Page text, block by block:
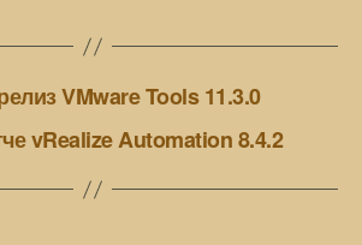
VMware Tools 11.3.0
vRealize Automation 8.4.2